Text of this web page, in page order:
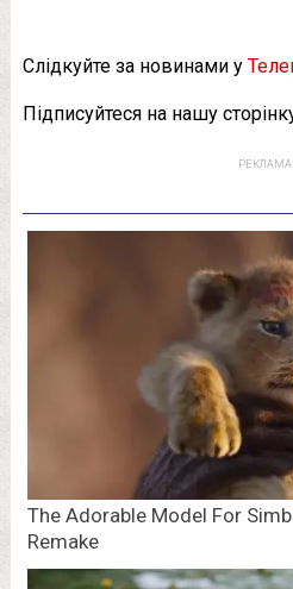
Слідкуйте за новинами у
Підписуйтеся на нашу
РЕКЛАМА: